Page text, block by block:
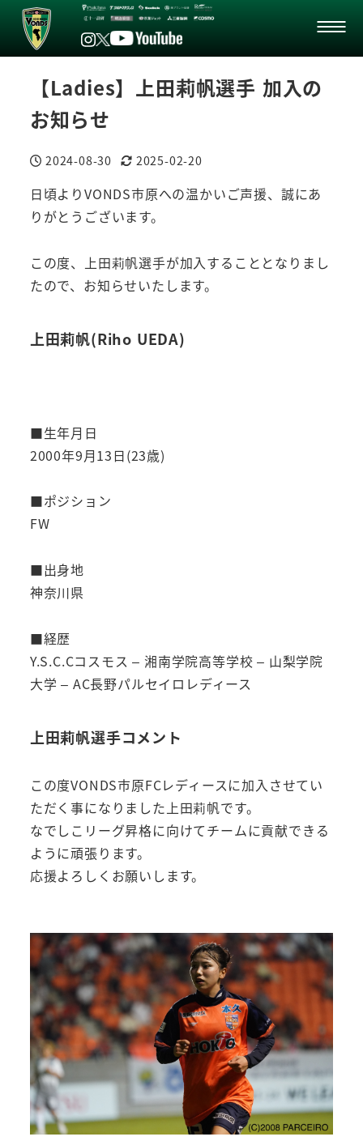
【Ladies】上田莉帆選手 加入の
お知らせ
投稿日
2024-08-30
更新日
2025-02-20
日頃よりVONDS市原への温かいご声援、誠にあ
りがとうございます。
この度、上田莉帆選手が加入することとなりまし
たので、お知らせいたします。
上田莉帆(Riho UEDA)
■生年月日
2000年9月13日(23歳)
■ポジション
FW
■出身地
神奈川県
■経歴
Y.S.C.Cコスモス – 湘南学院高等学校 – 山梨学院
大学 – AC長野パルセイロレディース
上田莉帆選手コメント
この度VONDS市原FCレディースに加入させてい
ただく事になりました上田莉帆です。
なでしこリーグ昇格に向けてチームに貢献できる
ように頑張ります。
応援よろしくお願いします。